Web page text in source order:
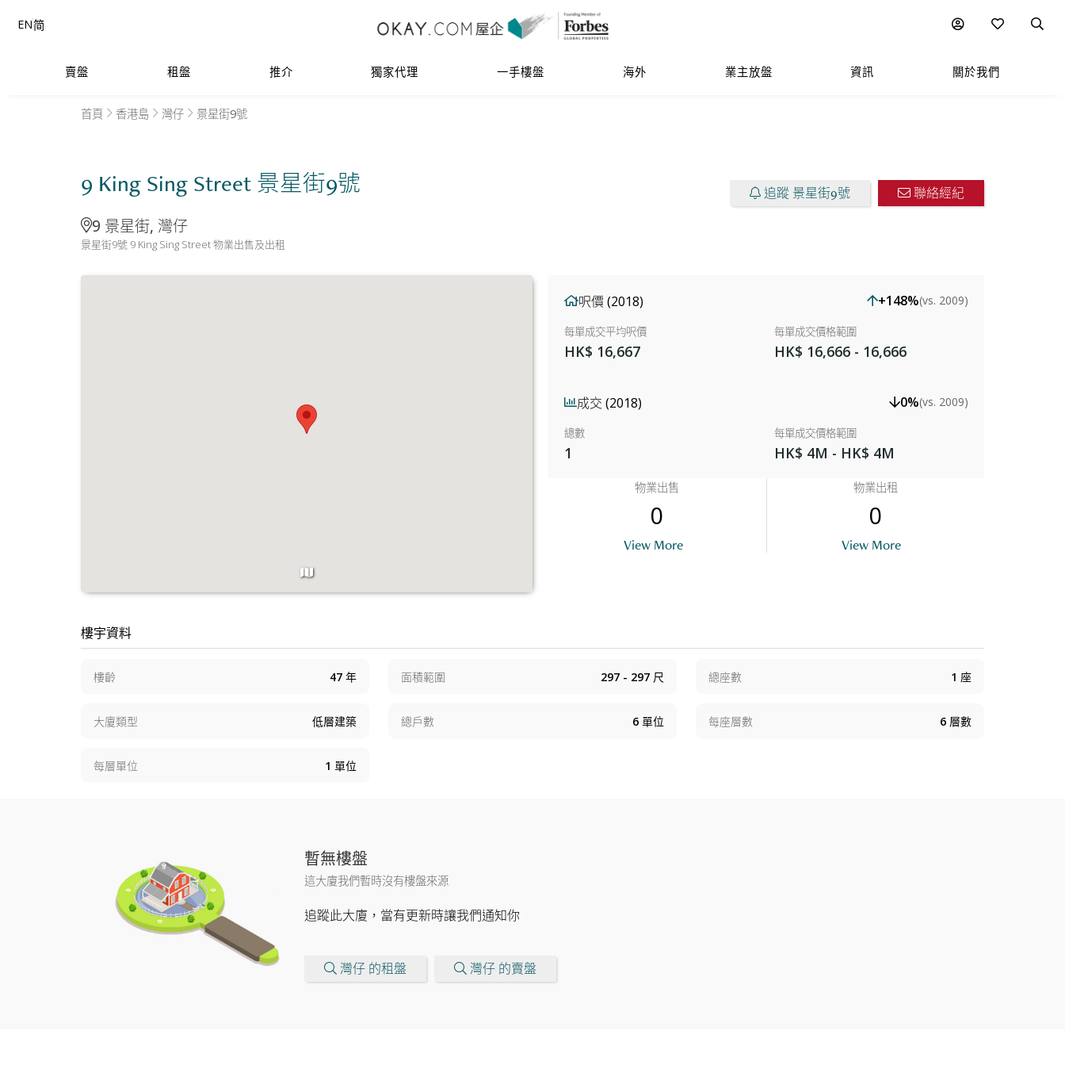
賣盤 租盤 推介 獨家代理 一手樓盤 海外 業主放盤 資訊 關於我們
EN简 附近熱門項目
首頁 香港島 灣仔 景星街9號
9 King Sing Street 景星街9號
9 景星街, 灣仔
追蹤 景星街9號 聯絡經紀
景星街9號 9 King Sing Street 物業出售及出租
呎價 (2018) +148%(vs. 2009)
每單成交平均呎價
HK$ 16,667
每單成交價格範圍
HK$ 16,666 - 16,666
成交 (2018) 0%(vs. 2009)
總數
1
每單成交價格範圍
HK$ 4M - HK$ 4M
物業出售
0
View More
物業出租
0
View More
樓宇資料
樓齡 47 年 面積範圍 297 - 297 尺 總座數 1 座
大廈類型 低層建築 總戶數 6 單位 每座層數 6 層數
每層單位 1 單位
暫無樓盤
這大廈我們暫時沒有樓盤來源
追蹤此大廈，當有更新時讓我們通知你
灣仔 的租盤 灣仔 的賣盤